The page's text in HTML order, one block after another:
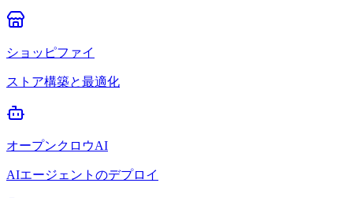
ショッピファイ
ストア構築と最適化
オープンクロウAI
AIエージェントのデプロイ